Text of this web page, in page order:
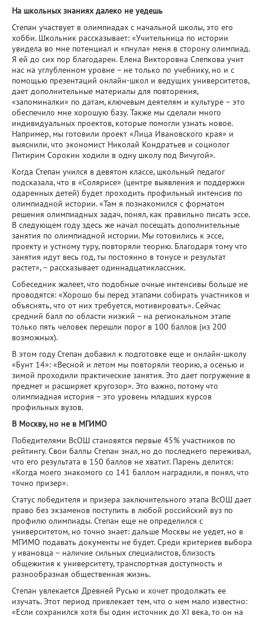
На школьных знаниях далеко не уедешь
Степан участвует в олимпиадах с начальной школы, это его
хобби. Школьник рассказывает: «Учительница по истории
увидела во мне потенциал и «пнула» меня в сторону олимпиад.
Я ей до сих пор благодарен. Елена Викторовна Слепкова учит
нас на углубленном уровне − не только по учебнику, но и с
помощью презентаций онлайн-школ и ведущих университетов,
дает дополнительные материалы для повторения,
«запоминалки» по датам, ключевым деятелям и культуре − это
обеспечило мне хорошую базу. Также мы сделали много
индивидуальных проектов, которые помогли узнать новое.
Например, мы готовили проект «Лица Ивановского края» и
выяснили, что экономист Николай Кондратьев и социолог
Питирим Сорокин ходили в одну школу под Вичугой».
Когда Степан учился в девятом классе, школьный педагог
подсказала, что в «Солярисе» (центре выявления и поддержки
одаренных детей) будет проходить профильный интенсив по
олимпиадной истории. «Там я познакомился с форматом
решения олимпиадных задач, понял, как правильно писать эссе.
В следующем году здесь же начал посещать дополнительные
занятия по олимпиадной истории. Мы готовились к эссе,
проекту и устному туру, повторяли теорию. Благодаря тому что
занятия идут весь год, ты постоянно в тонусе и результат
растет», − рассказывает одиннадцатиклассник.
Собеседник жалеет, что подобные очные интенсивы больше не
проводятся: «Хорошо бы перед этапами собирать участников и
объяснять, что от них требуется, мотивировать». Сейчас
средний балл по области низкий − на региональном этапе
только пять человек перешли порог в 100 баллов (из 200
возможных).
В этом году Степан добавил к подготовке еще и онлайн-школу
«Бунт 14»: «Весной и летом мы повторяли теорию, а осенью и
зимой проходили практические занятия. Это дает погружение в
предмет и расширяет кругозор». Это важно, потому что
олимпиадная история − это уровень младших курсов
профильных вузов.
В Москву, но не в МГИМО
Победителями ВсОШ становятся первые 45% участников по
рейтингу. Свои баллы Степан знал, но до последнего переживал,
что его результата в 150 баллов не хватит. Парень делится:
«Когда моего знакомого со 141 баллом наградили, я понял, что
точно призер».
Статус победителя и призера заключительного этапа ВсОШ дает
право без экзаменов поступить в любой российский вуз по
профилю олимпиады. Степан еще не определился с
университетом, но точно знает: дальше Москвы не уедет, но в
МГИМО подавать документы не будет. Среди критериев выбора
у ивановца − наличие сильных специалистов, близость
общежития к университету, транспортная доступность и
разнообразная общественная жизнь.
Степан увлекается Древней Русью и хочет продолжать ее
изучать. Этот период привлекает тем, что о нем мало известно:
«Если сохранился хотя бы один источник до XI века, то он на